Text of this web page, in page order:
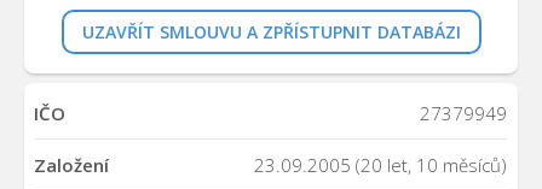
UZAVŘÍT SMLOUVU A ZPŘÍSTUPNIT DATABÁZI
IČO 27379949
Založení 23.09.2005 (20 let, 10 měsíců)